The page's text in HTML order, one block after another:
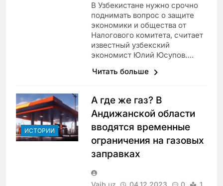
В Узбекистане нужно срочно
поднимать вопрос о защите
экономики и общества от
Налогового комитета, считает
известный узбекский
экономист Юлий Юсупов….
Читать больше
ИСТОРИИ
А где же газ? В
Андижанской области
вводятся временные
ограничения на газовых
заправках